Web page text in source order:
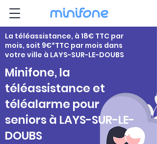
La téléassistance, à 18€ TTC par
mois, soit 9€*TTC par mois dans
votre ville à LAYS-SUR-LE-DOUBS
Minifone, la
téléassistance et
téléalarme pour
seniors à LAYS-SUR-LE-
DOUBS